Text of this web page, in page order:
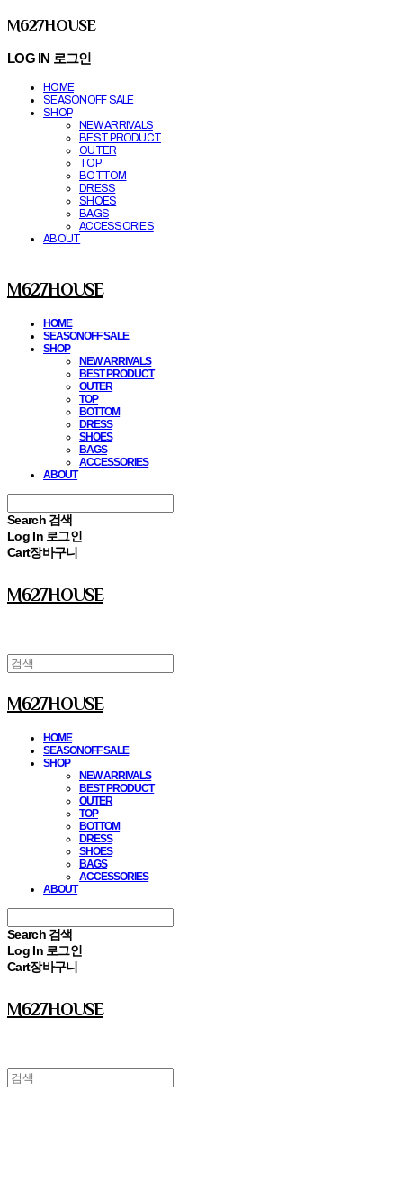
M627HOUSE
LOG IN 로그인
HOME
SEASONOFF SALE
SHOP
NEW ARRIVALS
BEST PRODUCT
OUTER
TOP
BOTTOM
DRESS
SHOES
BAGS
ACCESSORIES
ABOUT
M627HOUSE
HOME
SEASONOFF SALE
SHOP
NEW ARRIVALS
BEST PRODUCT
OUTER
TOP
BOTTOM
DRESS
SHOES
BAGS
ACCESSORIES
ABOUT
Search 검색
Log In 로그인
Cart장바구니
M627HOUSE
M627HOUSE
HOME
SEASONOFF SALE
SHOP
NEW ARRIVALS
BEST PRODUCT
OUTER
TOP
BOTTOM
DRESS
SHOES
BAGS
ACCESSORIES
ABOUT
Search 검색
Log In 로그인
Cart장바구니
M627HOUSE